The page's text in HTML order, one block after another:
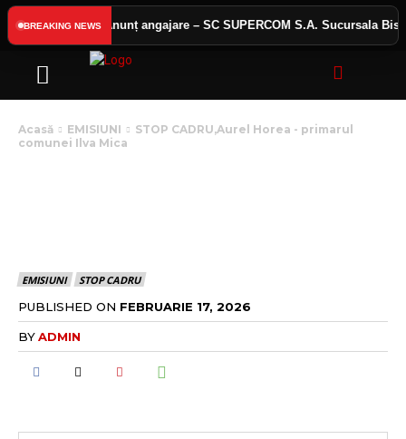
BREAKING NEWS
public Anunț angajare – SC SUPERCOM S.A. Sucursala
Acasă EMISIUNI
STOP CADRU,Aurel Horea - primarul
comunei Ilva Mica
EMISIUNI STOP CADRU
PUBLISHED ON FEBRUARIE 17, 2026
BYADMIN